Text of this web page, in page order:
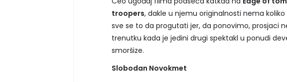
troopers, dakle u njemu originalnosti nema
sve se to da progutati jer, da ponovimo, prosjaci
trenutku kada je jedini drugi spektakl u ponudi
smoršize.
Slobodan Novokmet